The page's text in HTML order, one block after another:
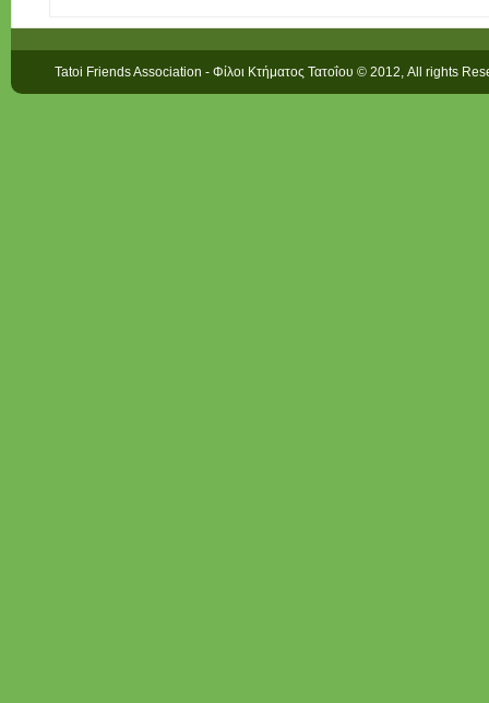
Tatoi Friends Association - Φίλοι Κτήματος Τατοΐου © 2012, All rights